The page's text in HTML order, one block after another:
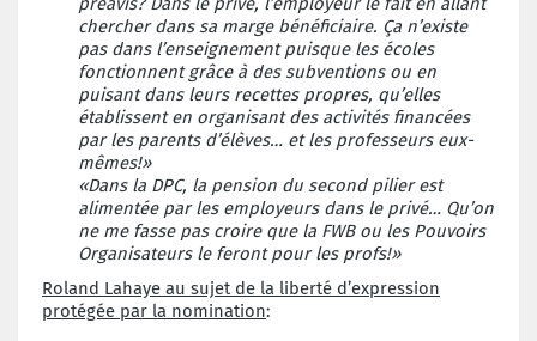
chercher dans sa marge bénéficiaire. Ça n’existe
pas dans l’enseignement puisque les écoles
fonctionnent grâce à des subventions ou en
puisant dans leurs recettes propres, qu’elles
établissent en organisant des activités financées
par les parents d’élèves… et les professeurs eux-
mêmes!»
«Dans la DPC, la pension du second pilier est
alimentée par les employeurs dans le privé… Qu’on
ne me fasse pas croire que la FWB ou les Pouvoirs
Organisateurs le feront pour les profs!»
Roland Lahaye au sujet de la liberté d’expression
protégée par la nomination: